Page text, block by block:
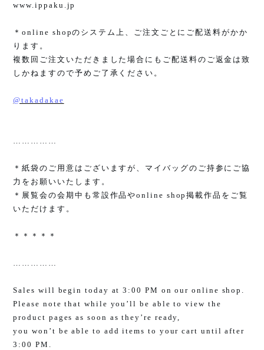
www.ippaku.jp
＊online shopのシステム上、ご注文ごとにご配送料がかか
ります。
複数回ご注文いただきました場合にもご配送料のご返金は致
しかねますので予めご了承ください。
@takadakae
……………
＊紙袋のご用意はございますが、マイバッグのご持参にご協
力をお願いいたします。
＊展覧会の会期中も常設作品やonline shop掲載作品をご覧
いただけます。
＊＊＊＊＊
……………
Sales will begin today at 3:00 PM on our online shop.
Please note that while you’ll be able to view the
product pages as soon as they’re ready,
you won’t be able to add items to your cart until after
3:00 PM.